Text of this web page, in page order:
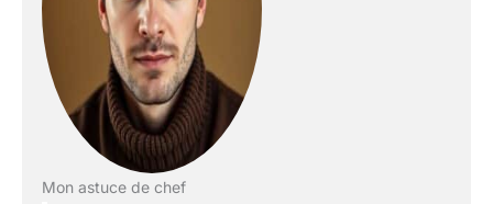
Mon astuce de chef